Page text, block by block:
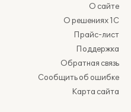
О сайте
О решениях 1С
Прайс-лист
Поддержка
Обратная связь
Сообщить об ошибке
Карта сайта